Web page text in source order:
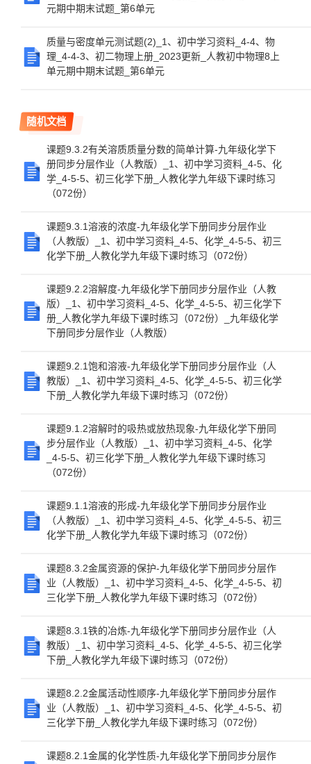
元期中期末试题_第6单元
质量与密度单元测试题(2)_1、初中学习资料_4-4、物
理_4-4-3、初二物理上册_2023更新_人教初中物理8上
单元期中期末试题_第6单元
随机文档
课题9.3.2有关溶质质量分数的简单计算-九年级化学下
册同步分层作业（人教版）_1、初中学习资料_4-5、化
学_4-5-5、初三化学下册_人教化学九年级下课时练习
（072份）
课题9.3.1溶液的浓度-九年级化学下册同步分层作业
（人教版）_1、初中学习资料_4-5、化学_4-5-5、初三
化学下册_人教化学九年级下课时练习（072份）
课题9.2.2溶解度-九年级化学下册同步分层作业（人教
版）_1、初中学习资料_4-5、化学_4-5-5、初三化学下
册_人教化学九年级下课时练习（072份）_九年级化学
下册同步分层作业（人教版）
课题9.2.1饱和溶液-九年级化学下册同步分层作业（人
教版）_1、初中学习资料_4-5、化学_4-5-5、初三化学
下册_人教化学九年级下课时练习（072份）
课题9.1.2溶解时的吸热或放热现象-九年级化学下册同
步分层作业（人教版）_1、初中学习资料_4-5、化学
_4-5-5、初三化学下册_人教化学九年级下课时练习
（072份）
课题9.1.1溶液的形成-九年级化学下册同步分层作业
（人教版）_1、初中学习资料_4-5、化学_4-5-5、初三
化学下册_人教化学九年级下课时练习（072份）
课题8.3.2金属资源的保护-九年级化学下册同步分层作
业（人教版）_1、初中学习资料_4-5、化学_4-5-5、初
三化学下册_人教化学九年级下课时练习（072份）
课题8.3.1铁的冶炼-九年级化学下册同步分层作业（人
教版）_1、初中学习资料_4-5、化学_4-5-5、初三化学
下册_人教化学九年级下课时练习（072份）
课题8.2.2金属活动性顺序-九年级化学下册同步分层作
业（人教版）_1、初中学习资料_4-5、化学_4-5-5、初
三化学下册_人教化学九年级下课时练习（072份）
课题8.2.1金属的化学性质-九年级化学下册同步分层作